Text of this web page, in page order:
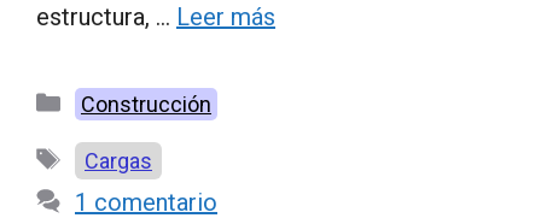
estructura, … Leer más
Categorías
Construcción
Etiquetas
Cargas
1 comentario